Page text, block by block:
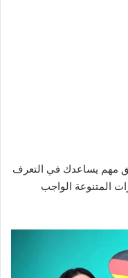
مهم يساعدك في التعرف
المتنوعة الواجب